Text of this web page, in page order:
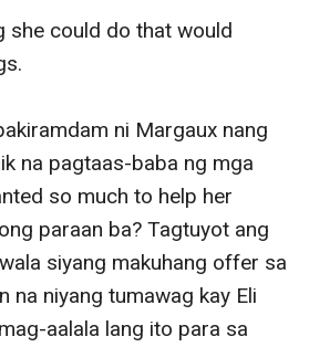
she could do that would
ni Margaux nang
na pagtaas-baba ng mga
so much to help her
paraan ba? Tagtuyot ang
siyang makuhang offer sa
na niyang tumawag kay Eli
aalala lang ito para sa